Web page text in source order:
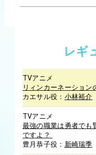
2025/10/08
TVアニメ「異世界かる
グランツ役にて出演さ
2025/10/08
TVアニメ「渡くんの
優美華が館花紗月役で
レギ
TVアニメ
リィンカーネーション
カエサル役： 小林裕介
TVアニメ
最強の職業は勇者でも
ですよ？
豊月恭子役： 新崎瑞季